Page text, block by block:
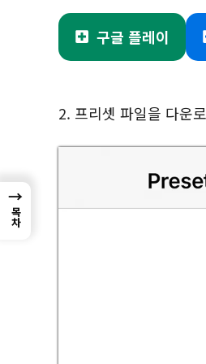
구글 플레이
2. 프리셋 파일을 다운
→
목차